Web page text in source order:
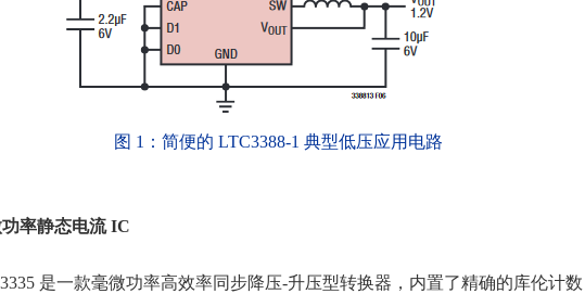
图 1：简便的 LTC3388-1 典型低压应用电路
率静态电流 IC
是一款毫微功率高效率同步降压-升压型转换器，内置了精确的库伦计数